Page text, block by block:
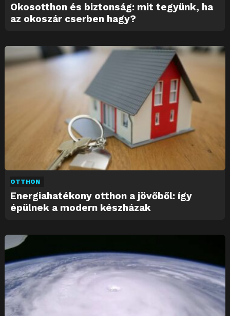
Okosotthon és biztonság: mit tegyünk, ha
az okoszár cserben hagy?
OTTHON
Energiahatékony otthon a jövőből: így
épülnek a modern készházak